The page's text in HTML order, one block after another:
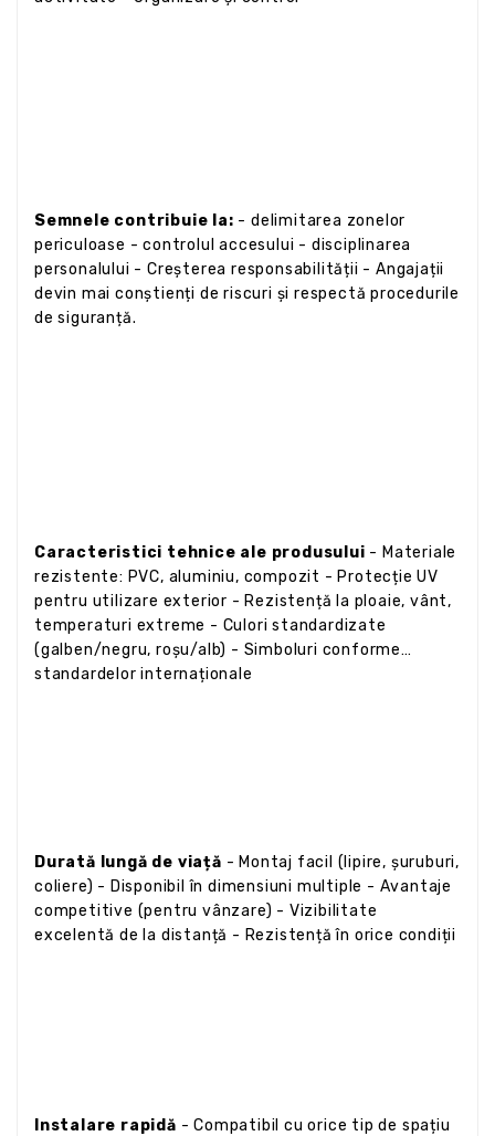
Semnele contribuie la: - delimitarea zonelor
periculoase - controlul accesului - disciplinarea
personalului - Creșterea responsabilității - Angajații
devin mai conștienți de riscuri și respectă procedurile
de siguranță.
Caracteristici tehnice ale produsului - Materiale
rezistente: PVC, aluminiu, compozit - Protecție UV
pentru utilizare exterior - Rezistență la ploaie, vânt,
temperaturi extreme - Culori standardizate
(galben/negru, roșu/alb) - Simboluri conforme
standardelor internaționale
Durată lungă de viață - Montaj facil (lipire, șuruburi,
coliere) - Disponibil în dimensiuni multiple - Avantaje
competitive (pentru vânzare) - Vizibilitate
excelentă de la distanță - Rezistență în orice condiții
Instalare rapidă - Compatibil cu orice tip de spațiu